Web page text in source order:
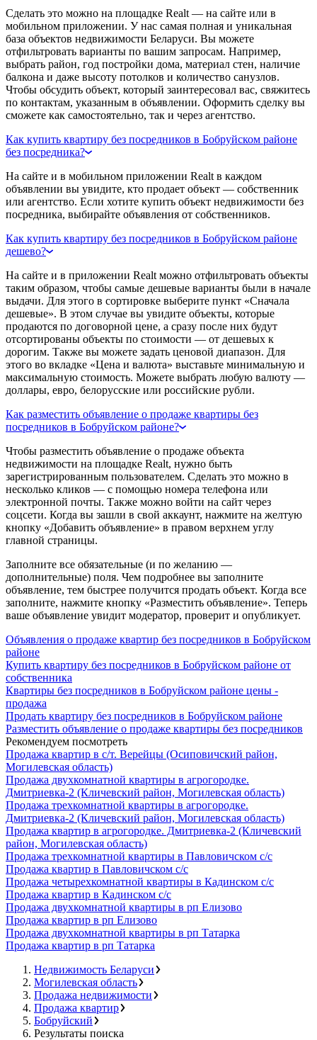
Сделать это можно на площадке Realt — на сайте или в
мобильном приложении. У нас самая полная и уникальная
база объектов недвижимости Беларуси. Вы можете
отфильтровать варианты по вашим запросам. Например,
выбрать район, год постройки дома, материал стен, наличие
балкона и даже высоту потолков и количество санузлов.
Чтобы обсудить объект, который заинтересовал вас, свяжитесь
по контактам, указанным в объявлении. Оформить сделку вы
сможете как самостоятельно, так и через агентство.
Как купить квартиру без посредников в Бобруйском районе
без посредника?
На сайте и в мобильном приложении Realt в каждом
объявлении вы увидите, кто продает объект — собственник
или агентство. Если хотите купить объект недвижимости без
посредника, выбирайте объявления от собственников.
Как купить квартиру без посредников в Бобруйском районе
дешево?
На сайте и в приложении Realt можно отфильтровать объекты
таким образом, чтобы самые дешевые варианты были в начале
выдачи. Для этого в сортировке выберите пункт «Сначала
дешевые». В этом случае вы увидите объекты, которые
продаются по договорной цене, а сразу после них будут
отсортированы объекты по стоимости — от дешевых к
дорогим. Также вы можете задать ценовой диапазон. Для
этого во вкладке «Цена и валюта» выставьте минимальную и
максимальную стоимость. Можете выбрать любую валюту —
доллары, евро, белорусские или российские рубли.
Как разместить объявление о продаже квартиры без
посредников в Бобруйском районе?
Чтобы разместить объявление о продаже объекта
недвижимости на площадке Realt, нужно быть
зарегистрированным пользователем. Сделать это можно в
несколько кликов — с помощью номера телефона или
электронной почты. Также можно войти на сайт через
соцсети. Когда вы зашли в свой аккаунт, нажмите на желтую
кнопку «Добавить объявление» в правом верхнем углу
главной страницы.
Заполните все обязательные (и по желанию —
дополнительные) поля. Чем подробнее вы заполните
объявление, тем быстрее получится продать объект. Когда все
заполните, нажмите кнопку «Разместить объявление». Теперь
ваше объявление увидит модератор, проверит и опубликует.
Объявления о продаже квартир без посредников в Бобруйском
районе
Купить квартиру без посредников в Бобруйском районе от
собственника
Квартиры без посредников в Бобруйском районе цены -
продажа
Продать квартиру без посредников в Бобруйском районе
Разместить объявление о продаже квартиры без посредников
Рекомендуем посмотреть
Продажа квартир в с/т. Верейцы (Осиповичский район,
Могилевская область)
Продажа двухкомнатной квартиры в агрогородке.
Дмитриевка-2 (Кличевский район, Могилевская область)
Продажа трехкомнатной квартиры в агрогородке.
Дмитриевка-2 (Кличевский район, Могилевская область)
Продажа квартир в агрогородке. Дмитриевка-2 (Кличевский
район, Могилевская область)
Продажа трехкомнатной квартиры в Павловичском с/с
Продажа квартир в Павловичском с/с
Продажа четырехкомнатной квартиры в Кадинском с/с
Продажа квартир в Кадинском с/с
Продажа двухкомнатной квартиры в рп Елизово
Продажа квартир в рп Елизово
Продажа двухкомнатной квартиры в рп Татарка
Продажа квартир в рп Татарка
Недвижимость Беларуси
Могилевская область
Продажа недвижимости
Продажа квартир
Бобруйский
Результаты поиска